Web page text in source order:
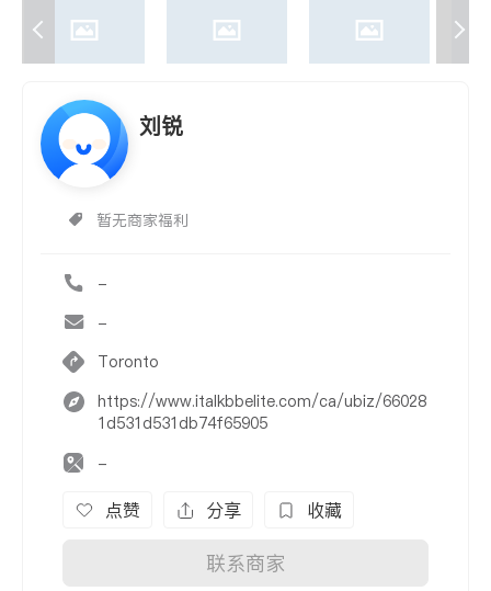
刘锐
暂无商家福利
-
-
Toronto
https://www.italkbbelite.com/ca/ubiz/66028
1d531d531db74f65905
-
点赞 分享 收藏
联系商家